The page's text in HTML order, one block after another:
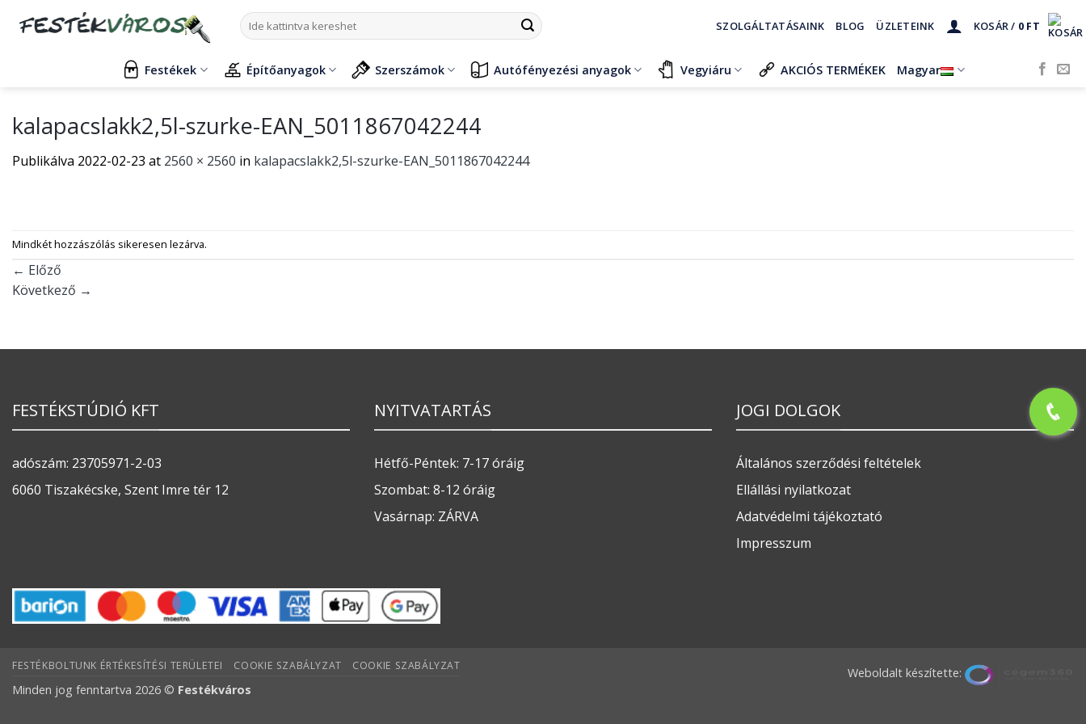
Keresés
a
SZOLGÁLTATÁSAINK BLOG ÜZLETEINK KOSÁR / 0 FT
Festékek Építőanyagok Szerszámok Autófényezési anyagok Vegyiáru AKCIÓS TERMÉKEK Magyar
kalapacslakk2,5l-szurke-EAN_5011867042244
Publikálva 2022-02-23 at 2560 × 2560 in kalapacslakk2,5l-szurke-EAN_5011867042244
Mindkét hozzászólás sikeresen lezárva.
← Előző
Következő →
FESTÉKSTÚDIÓ KFT
adószám: 23705971-2-03
6060 Tiszakécske, Szent Imre tér 12
NYITVATARTÁS
Hétfő-Péntek: 7-17 óráig
Szombat: 8-12 óráig
Vasárnap: ZÁRVA
JOGI DOLGOK
Általános szerződési feltételek
Ellállási nyilatkozat
Adatvédelmi tájékoztató
Impresszum
Weboldalt készítette:
FESTÉKBOLTUNK ÉRTÉKESÍTÉSI TERÜLETEI COOKIE SZABÁLYZAT COOKIE SZABÁLYZAT
Minden jog fenntartva 2026 © Festékváros